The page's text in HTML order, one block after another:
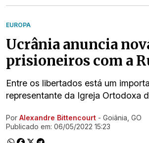
EUROPA
Ucrânia anuncia
prisioneiros com a
Entre os libertados está um
representante da Igreja Ortodoxa
Ir direto pra matéria
Por Alexandre Bittencourt - Goiânia, GO
Publicado em: 06/05/2022 15:23